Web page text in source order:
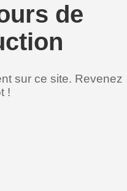
de
sur ce site. Revenez
!